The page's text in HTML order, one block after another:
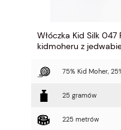
Włóczka Kid Silk
kidmoheru z
75% Kid Moher,
25 gramów
225 metrów